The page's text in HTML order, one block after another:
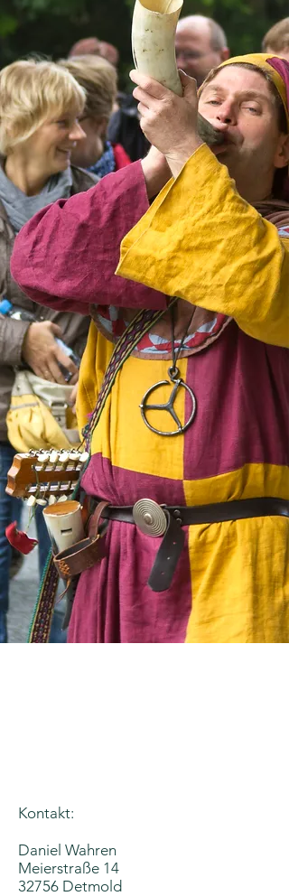
Kontakt:
Daniel Wahren
Meierstraße 14
32756 Detmold